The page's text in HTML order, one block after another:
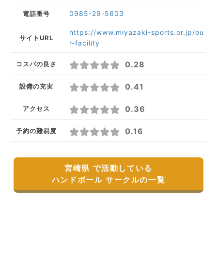
電話番号 0985-29-5603
サイトURL
https://www.miyazaki-sports.or.jp/ou
r-facility
コスパの良さ 0.28
設備の充実 0.41
アクセス 0.36
予約の難易度 0.16
宮崎県 で活動している
ハンドボール サークルの一覧